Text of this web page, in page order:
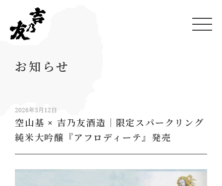
お知らせ
2026年3月12日
空山基 × 吉乃友酒造｜限定スパークリング
純米大吟醸『アフロディーテ』発売